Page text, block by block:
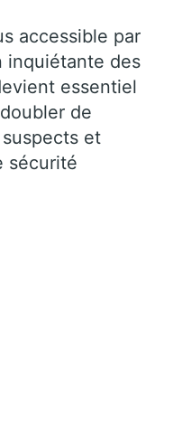
accessible par
inquiétante des
essentiel
de
et
sécurité